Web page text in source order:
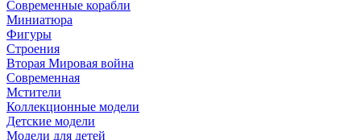
Современные корабли
Миниатюра
Фигуры
Строения
Вторая Мировая война
Современная
Мстители
Коллекционные модели
Детские модели
Модели для детей